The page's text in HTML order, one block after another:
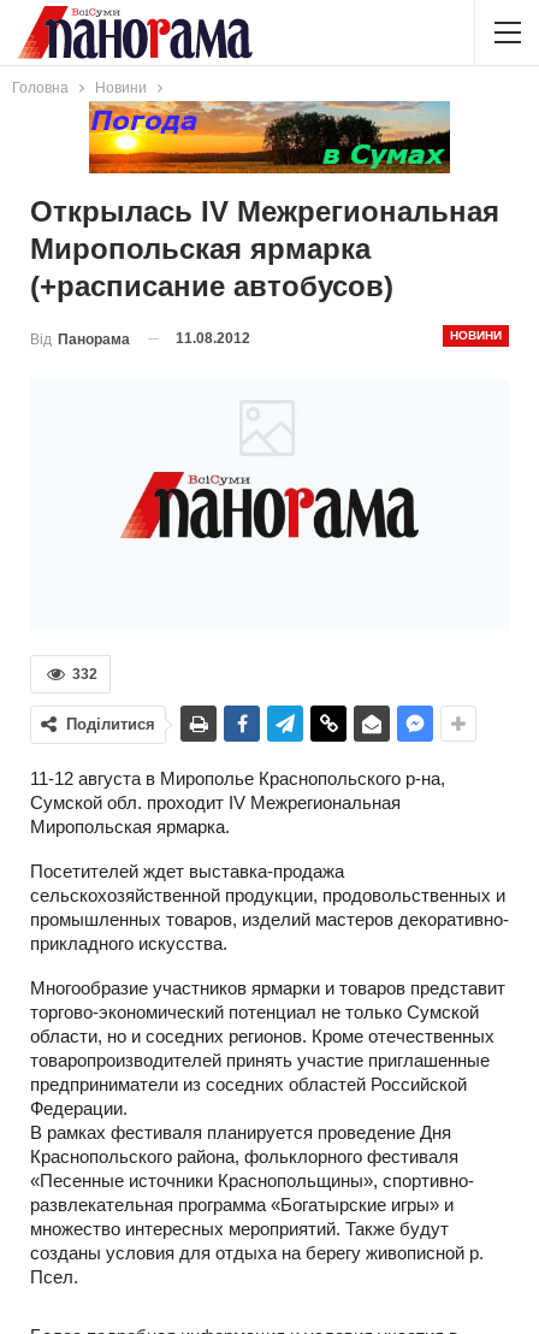
Головна Новини
Открылась IV Межрегиональная
Миропольская ярмарка
(+расписание автобусов)
НОВИНИ
Від Панорама 11.08.2012
332
Поділитися
11-12 августа в Мирополье Краснопольского р-на,
Сумской обл. проходит IV Межрегиональная
Миропольская ярмарка.
Посетителей ждет выставка-продажа
сельскохозяйственной продукции, продовольственных и
промышленных товаров, изделий мастеров декоративно-
прикладного искусства.
Многообразие участников ярмарки и товаров представит
торгово-экономический потенциал не только Сумской
области, но и соседних регионов. Кроме отечественных
товаропроизводителей принять участие приглашенные
предприниматели из соседних областей Российской
Федерации.
В рамках фестиваля планируется проведение Дня
Краснопольского района, фольклорного фестиваля
«Песенные источники Краснопольщины», спортивно-
развлекательная программа «Богатырские игры» и
множество интересных мероприятий. Также будут
созданы условия для отдыха на берегу живописной р.
Псел.